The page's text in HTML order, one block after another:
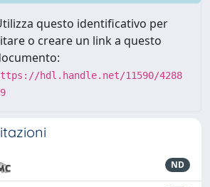
questo identificativo per
o creare un link a questo
hdl.handle.net/11590/4288
ND